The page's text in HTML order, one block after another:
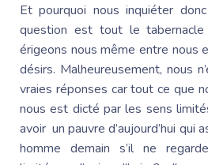
Et pourquoi nous inquiéter
question est tout le tabernacle
érigeons nous même entre nous
désirs. Malheureusement, nous
vraies réponses car tout ce que
nous est dicté par les sens
avoir un pauvre d’aujourd’hui qui
homme demain s’il ne